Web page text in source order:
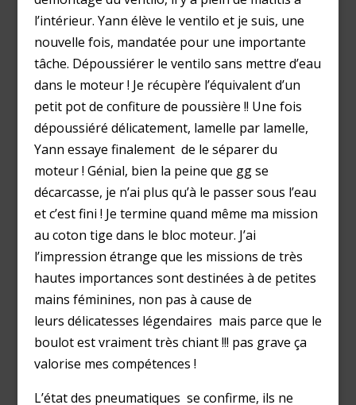
l’intérieur. Yann élève le ventilo et je suis, une
nouvelle fois, mandatée pour une importante
tâche. Dépoussiérer le ventilo sans mettre d’eau
dans le moteur ! Je récupère l’équivalent d’un
petit pot de confiture de poussière !! Une fois
dépoussiéré délicatement, lamelle par lamelle,
Yann essaye finalement de le séparer du
moteur ! Génial, bien la peine que gg se
décarcasse, je n’ai plus qu’à le passer sous l’eau
et c’est fini ! Je termine quand même ma mission
au coton tige dans le bloc moteur. J’ai
l’impression étrange que les missions de très
hautes importances sont destinées à de petites
mains féminines, non pas à cause de
leurs délicatesses légendaires mais parce que le
boulot est vraiment très chiant !!! pas grave ça
valorise mes compétences !
L’état des pneumatiques se confirme, ils ne